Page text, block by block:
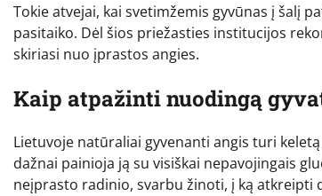
Tokie atvejai, kai svetimžemis gyvūnas į šalį
pasitaiko. Dėl šios priežasties institucijos
skiriasi nuo įprastos angies.
Kaip atpažinti nuodingą
Lietuvoje natūraliai gyvenanti angis turi
dažnai painioja ją su visiškai nepavojingais
neįprasto radinio, svarbu žinoti, į ką atkreipti